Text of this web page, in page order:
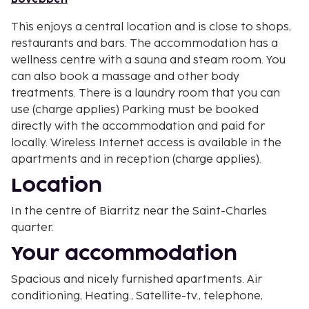
This enjoys a central location and is close to shops,
restaurants and bars. The accommodation has a
wellness centre with a sauna and steam room. You
can also book a massage and other body
treatments. There is a laundry room that you can
use (charge applies) Parking must be booked
directly with the accommodation and paid for
locally. Wireless Internet access is available in the
apartments and in reception (charge applies).
Location
In the centre of Biarritz near the Saint-Charles
quarter.
Your accommodation
Spacious and nicely furnished apartments. Air
conditioning, Heating., Satellite-tv., telephone,